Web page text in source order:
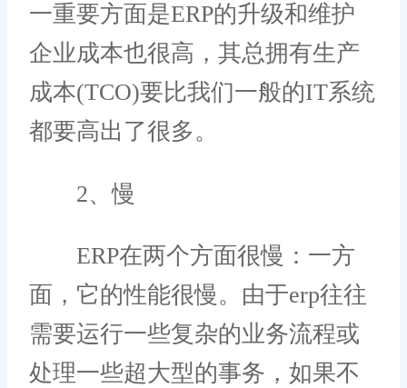
一重要方面是ERP的升级和维护
企业成本也很高，其总拥有生产
成本(TCO)要比我们一般的IT系统
都要高出了很多。
2、慢
ERP在两个方面很慢：一方
面，它的性能很慢。由于erp往往
需要运行一些复杂的业务流程或
处理一些超大型的事务，如果不